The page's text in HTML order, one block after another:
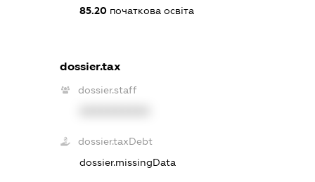
85.20початкова освіта
dossier.tax
dossier.staff
dossier.taxDebt
dossier.missingData